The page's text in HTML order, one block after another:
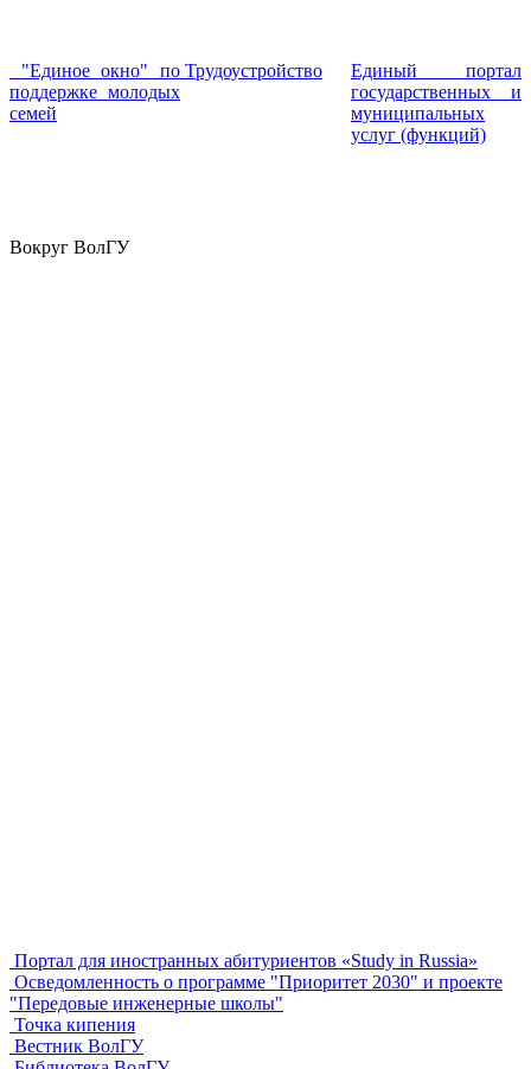
"Единое окно" по
поддержке молодых
семей
Трудоустройство
Единый портал
государственных и
муниципальных
услуг (функций)
Вокруг ВолГУ
Портал для иностранных абитуриентов «Study in Russia»
Осведомленность о программе "Приоритет 2030" и проекте
"Передовые инженерные школы"
Точка кипения
Вестник ВолГУ